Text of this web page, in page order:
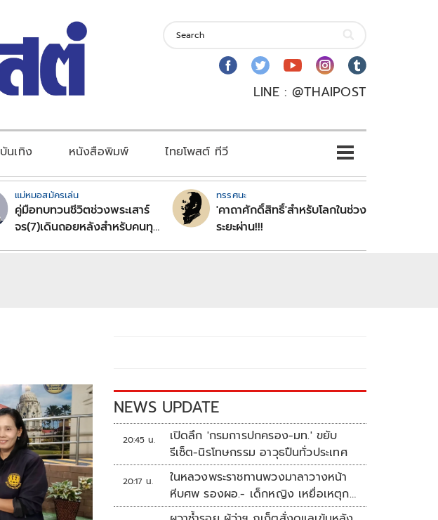
LINE : @THAIPOST
บันเทิง หนังสือพิมพ์ ไทยโพสต์ ทีวี
แม่หมอสมัครเล่น
คู่มือทบทวนชีวิตช่วงพระเสาร์
จร(7)เดินถอยหลังสำหรับคนทุก
ทรรศนะ
'คาถาศักดิ์สิทธิ์'สำหรับโลกในช่วง
ระยะผ่าน!!!
NEWS UPDATE
20:45 น.
เปิดลึก 'กรมการปกครอง-มท.' ขยับ
รีเซ็ต-นิรโทษกรรม อาวุธปืนทั่วประเทศ
20:17 น.
ในหลวงพระราชทานพวงมาลาวางหน้า
หีบศพ รองผอ.- เด็กหญิง เหยื่อเหตุก
ราดยิง